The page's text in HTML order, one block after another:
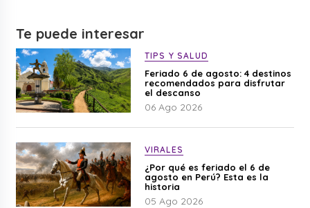
Te puede interesar
TIPS Y SALUD
Feriado 6 de agosto: 4 destinos
recomendados para disfrutar
el descanso
06 Ago 2026
VIRALES
¿Por qué es feriado el 6 de
agosto en Perú? Esta es la
historia
05 Ago 2026